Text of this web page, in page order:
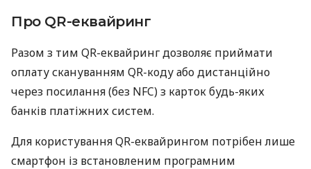
Про QR-еквайринг
Разом з тим QR-еквайринг дозволяє приймати
оплату скануванням QR-коду або дистанційно
через посилання (без NFC) з карток будь-яких
банків платіжних систем.
Для користування QR-еквайрингом потрібен лише
смартфон із встановленим програмним